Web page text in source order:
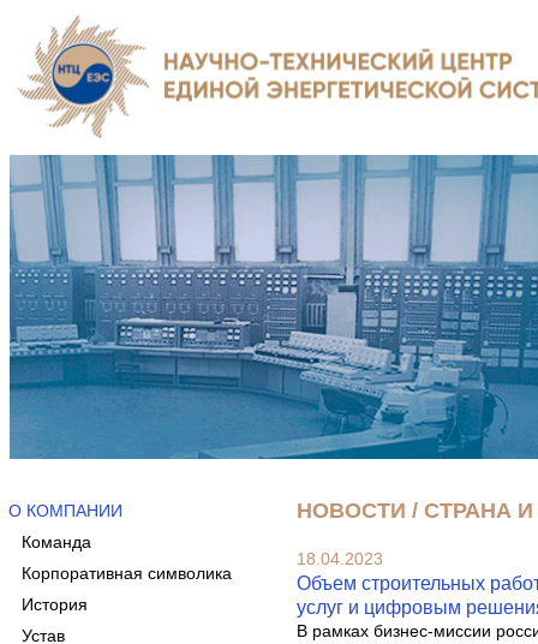
О КОМПАНИИ
Команда
Корпоративная символика
История
Устав
НОВОСТИ / СТРАНА
18.04.2023
Объем строительных
услуг и цифровым
В рамках бизнес-миссии